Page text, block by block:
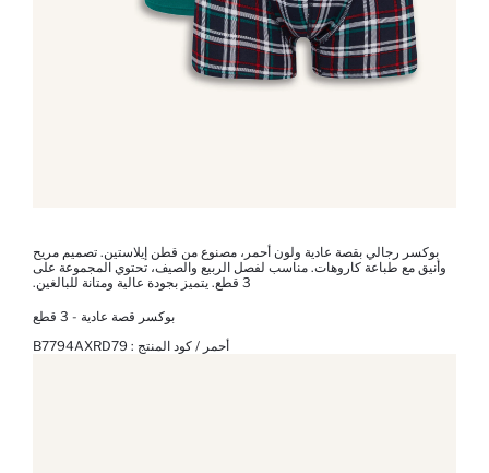
بوكسر رجالي بقصة عادية ولون أحمر، مصنوع من قطن إيلاستين. تصميم مريح
وأنيق مع طباعة كاروهات. مناسب لفصل الربيع والصيف، تحتوي المجموعة على
3 قطع. يتميز بجودة عالية ومتانة للبالغين.
بوكسر قصة عادية - 3 قطع
أحمر / كود المنتج : B7794AXRD79